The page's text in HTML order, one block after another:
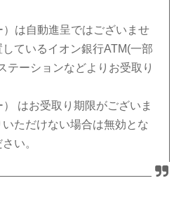
は自動進呈ではございませ
ているイオン銀行ATM(一部
テーションなどよりお受取り
はお受取り期限がございま
ただけない場合は無効とな
い。